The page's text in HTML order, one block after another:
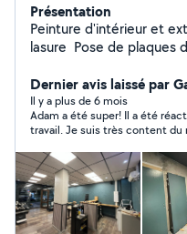
Présentation
Peinture d'intérieur et extérieur Traitement
lasure Pose de plaques
Remplacement de
salles de bains Pose de
bloc porte dans les
Nettoyage fin de chantier Etc Etc Je
dans Department
Vendredi 08-17h en dehors de département de Haute-
Savoie, il faudra me
contacter Merci
Dernier avis laissé par
Il y a plus de 6 mois
Adam a été super! Il a été
travail. Je suis très content